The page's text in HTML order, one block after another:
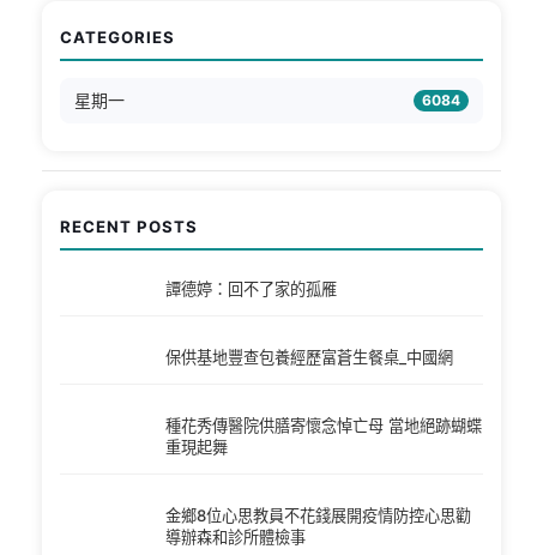
CATEGORIES
星期一 6084
RECENT POSTS
譚德婷：回不了家的孤雁
保供基地豐查包養經歷富蒼生餐桌_中國網
種花秀傳醫院供膳寄懷念悼亡母 當地絕跡蝴蝶
重現起舞
金鄉8位心思教員不花錢展開疫情防控心思勸
導辦森和診所體檢事